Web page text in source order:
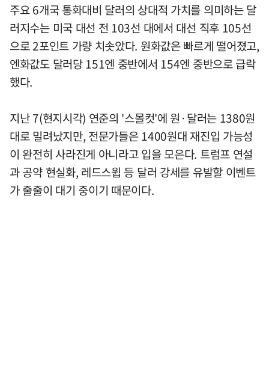
주요 6개국 통화대비 달러의 상대적 가치를 의미하는 달
러지수는 미국 대선 전 103선 대에서 대선 직후 105선
으로 2포인트 가량 치솟았다. 원화값은 빠르게 떨어졌고,
엔화값도 달러당 151엔 중반에서 154엔 중반으로 급락
했다.
지난 7(현지시각) 연준의 '스몰컷'에 원·달러는 1380원
대로 밀려났지만, 전문가들은 1400원대 재진입 가능성
이 완전히 사라진게 아니라고 입을 모은다. 트럼프 연설
과 공약 현실화, 레드스윕 등 달러 강세를 유발할 이벤트
가 줄줄이 대기 중이기 때문이다.